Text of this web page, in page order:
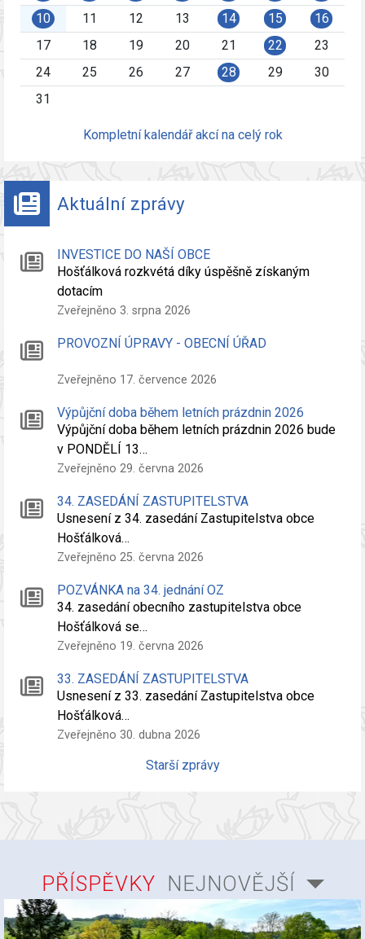
10
11 12 13 14 15
16
17
18 19 20 21 22
23
24
25 26 27 28 29
30
31
Kompletní kalendář akcí na celý rok
Aktuální zprávy
INVESTICE DO NAŠÍ OBCE
Hošťálková rozkvétá díky úspěšně získaným
dotacím
Zveřejněno 3. srpna 2026
PROVOZNÍ ÚPRAVY - OBECNÍ ÚŘAD
Zveřejněno 17. července 2026
Výpůjční doba během letních prázdnin 2026
Výpůjční doba během letních prázdnin 2026 bude
v PONDĚLÍ 13…
Zveřejněno 29. června 2026
34. ZASEDÁNÍ ZASTUPITELSTVA
Usnesení z 34. zasedání Zastupitelstva obce
Hošťálková…
Zveřejněno 25. června 2026
POZVÁNKA na 34. jednání OZ
34. zasedání obecního zastupitelstva obce
Hošťálková se…
Zveřejněno 19. června 2026
33. ZASEDÁNÍ ZASTUPITELSTVA
Usnesení z 33. zasedání Zastupitelstva obce
Hošťálková…
Zveřejněno 30. dubna 2026
Starší zprávy
PŘÍSPĚVKY NEJNOVĚJŠÍ